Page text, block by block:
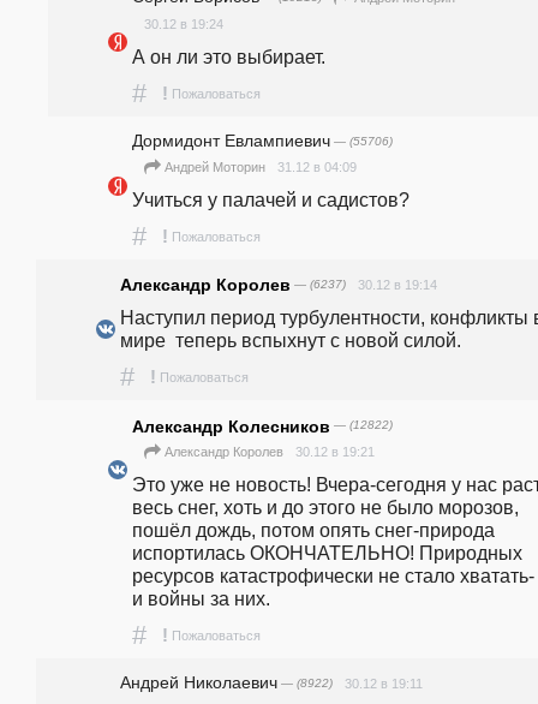
30.12 в 19:24
А он ли это выбирает.
# ! Пожаловаться
Дормидонт Евлампиевич — (55706)
Андрей Моторин 31.12 в 04:09
Учиться у палачей и садистов?
# ! Пожаловаться
Александр Королев — (6237) 30.12 в 19:14
Наступил период турбулентности, конфликты
мире  теперь вспыхнут с новой силой.
# ! Пожаловаться
Александр Колесников — (12822)
Александр Королев 30.12 в 19:21
Это уже не новость! Вчера-сегодня у нас
весь снег, хоть и до этого не было морозов,
пошёл дождь, потом опять снег-природа
испортилась ОКОНЧАТЕЛЬНО! Природных
ресурсов катастрофически не стало хватать-
и войны за них.
# ! Пожаловаться
Андрей Николаевич — (8922) 30.12 в 19:11